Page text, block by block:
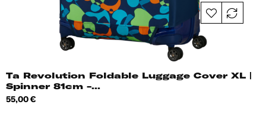
Ta Revolution Foldable Luggage Cover XL |
Spinner 81cm -...
Hind
55,00 €